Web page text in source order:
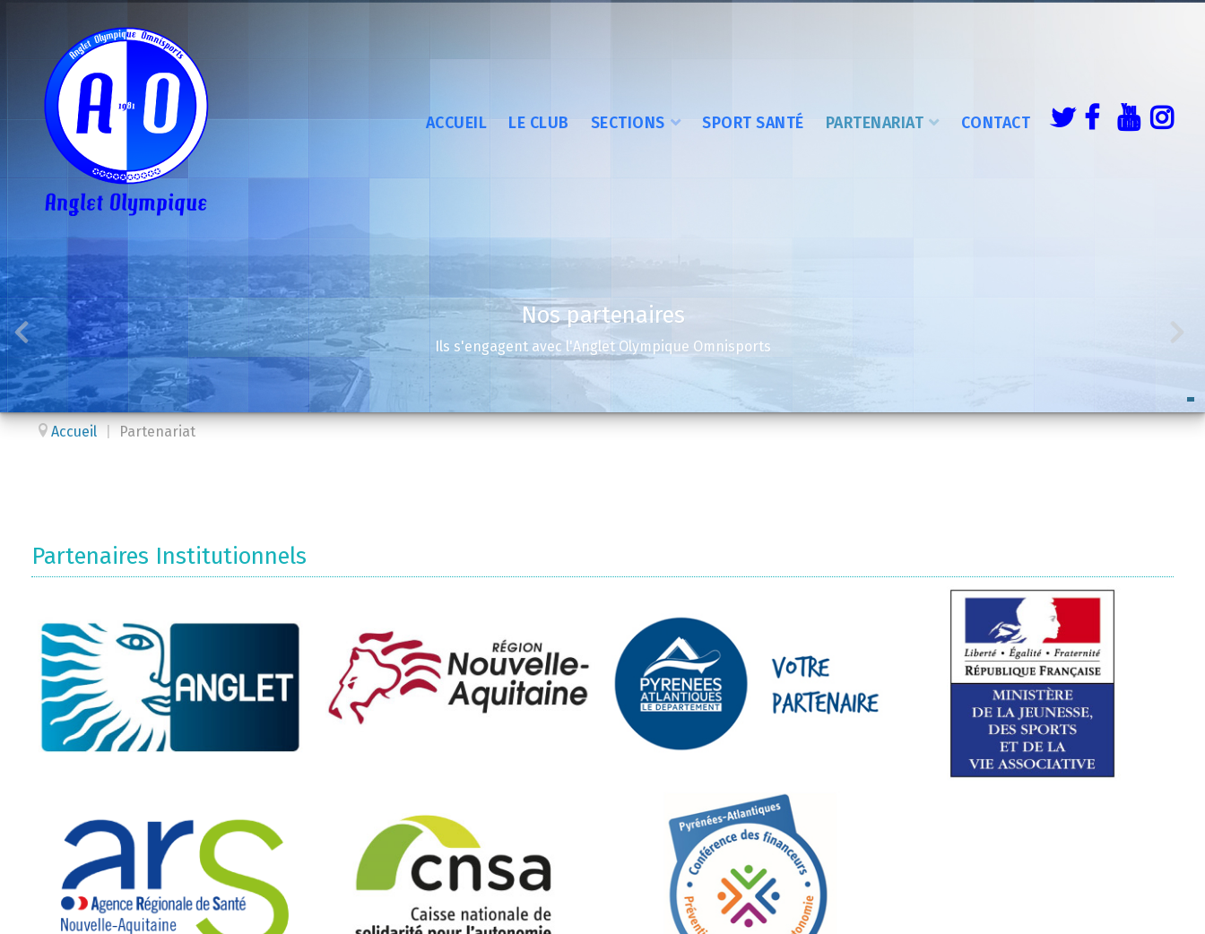
ACCUEIL LE CLUB SECTIONS SPORT SANTÉ PARTENARIAT CONTACT
Nos partenaires
Ils s'engagent avec l'Anglet Olympique Omnisports
Accueil Partenariat
Partenaires Institutionnels